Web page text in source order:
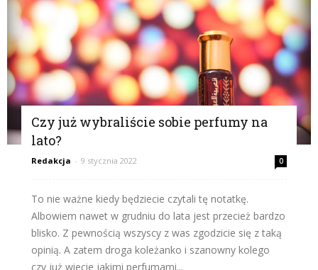
Czy już wybraliście sobie perfumy na
lato?
Redakcja - 9 stycznia 2022 0
To nie ważne kiedy będziecie czytali tę notatkę.
Albowiem nawet w grudniu do lata jest przecież bardzo
blisko. Z pewnością wszyscy z was zgodzicie się z taką
opinią. A zatem droga koleżanko i szanowny kolego
czy już wiecie jakimi perfumami...